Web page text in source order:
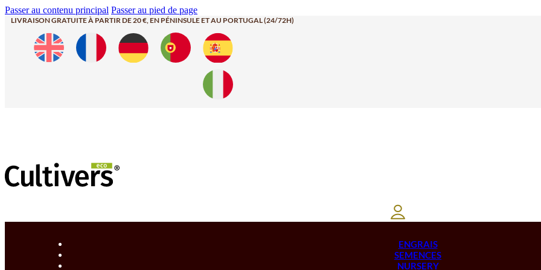
Passer au contenu principal Passer au pied de page
LIVRAISON GRATUITE À PARTIR DE 20 €, EN PÉNINSULE ET AU PORTUGAL (24/72H)
ENGRAIS
SEMENCES
NURSERY